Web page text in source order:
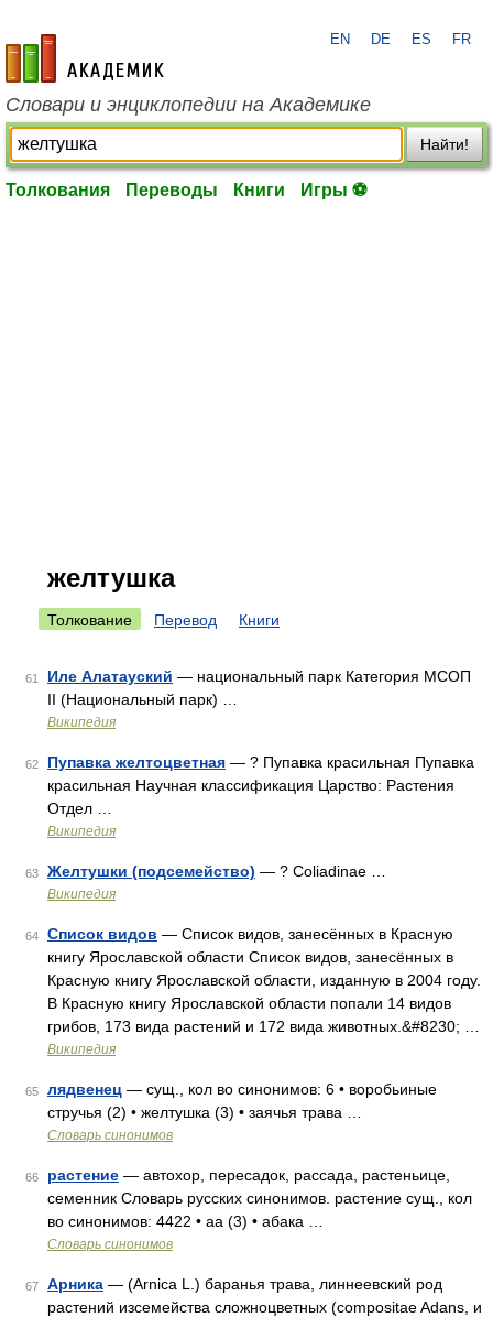
academic.ru
EN DE ES FR
Словари и энциклопедии на Академике
Найти!
Толкования Переводы Книги Игры ⚽
желтушка
Толкование Перевод Книги
61 Иле Алатауский — национальный парк Категория МСОП
II (Национальный парк) …
Википедия
62 Пупавка желтоцветная — ? Пупавка красильная Пупавка
красильная Научная классификация Царство: Растения
Отдел …
Википедия
63 Желтушки (подсемейство) — ? Coliadinae …
Википедия
64 Список видов — Список видов, занесённых в Красную
книгу Ярославской области Список видов, занесённых в
Красную книгу Ярославской области, изданную в 2004 году.
В Красную книгу Ярославской области попали 14 видов
грибов, 173 вида растений и 172 вида животных.&#8230; …
Википедия
65 лядвенец — сущ., кол во синонимов: 6 • воробьиные
стручья (2) • желтушка (3) • заячья трава …
Словарь синонимов
66 растение — автохор, пересадок, рассада, растеньице,
семенник Словарь русских синонимов. растение сущ., кол
во синонимов: 4422 • аа (3) • абака …
Словарь синонимов
67 Арника — (Arnica L.) баранья трава, линнеевский род
растений изсемейства сложноцветных (compositae Adans, и